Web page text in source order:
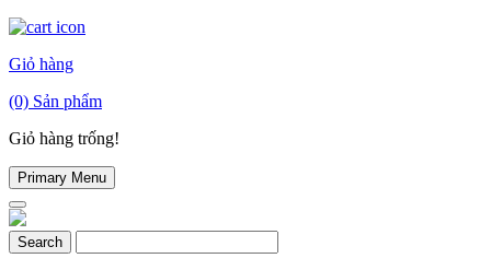
Giỏ hàng
(0) Sản phẩm
Giỏ hàng trống!
Primary Menu